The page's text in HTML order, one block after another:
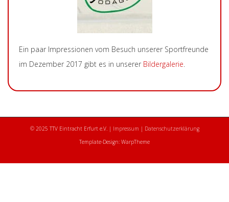
Ein paar Impressionen vom Besuch unserer Sportfreunde
im Dezember 2017 gibt es in unserer Bildergalerie
© 2025 TTV Eintracht Erfurt e.V. | Impressum | Datenschutzerklärung
Template-Design: WarpTheme